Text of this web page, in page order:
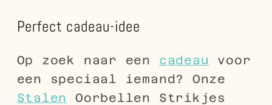
Perfect cadeau-idee
Op zoek naar een cadeau
voor
een speciaal iemand? Onze
Stalen Oorbellen Strikjes